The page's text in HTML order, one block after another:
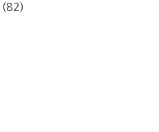
(82)